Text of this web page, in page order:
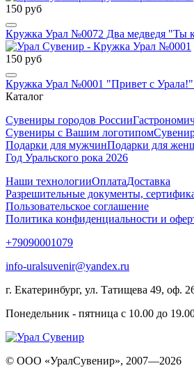
150 руб
Кружка Урал №0072 Два медведя "Ты
150 руб
Кружка Урал №0001 "Привет с Урала!"
Каталог
Сувениры городов России
Сувениры с Вашим логотипом
Подарки для мужчинПодарки для
Год Уральского рока 2026
Наши технологииОплатаДоставка
Разрешительные документы,
Пользовательское соглашение
Политика конфиденциальности и
+79090001079
info-uralsuvenir@yandex.ru
г. Екатеринбург, ул. Татищева 49, оф.
Понедельник - пятница с 10.00 до
© ООО «УралСувенир», 2007—2026